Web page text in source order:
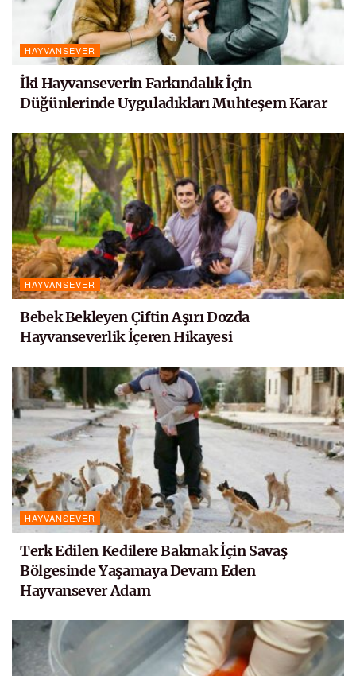
HAYVANSEVER
İki Hayvanseverin Farkındalık İçin
Düğünlerinde Uyguladıkları Muhteşem Karar
HAYVANSEVER
Bebek Bekleyen Çiftin Aşırı Dozda
Hayvanseverlik İçeren Hikayesi
HAYVANSEVER
Terk Edilen Kedilere Bakmak İçin Savaş
Bölgesinde Yaşamaya Devam Eden
Hayvansever Adam